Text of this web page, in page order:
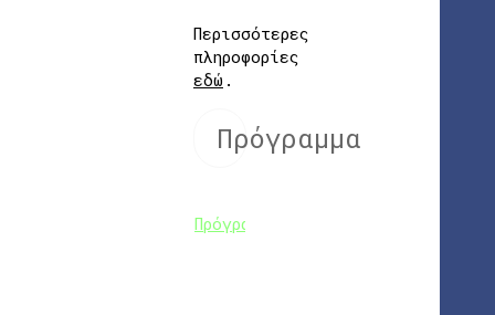
Περισσότερες
πληροφορίες
εδώ .
Πρόγραμμα
Πρόγραμμα